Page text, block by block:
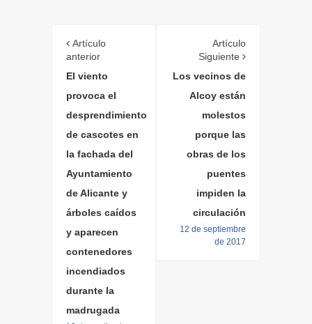
Artículo
anterior
El viento
provoca el
desprendimiento
de cascotes en
la fachada del
Ayuntamiento
de Alicante y
árboles caídos
y aparecen
contenedores
incendiados
durante la
madrugada
Artículo
Siguiente
Los vecinos de
Alcoy están
molestos
porque las
obras de los
puentes
impiden la
circulación
12 de septiembre
de 2017